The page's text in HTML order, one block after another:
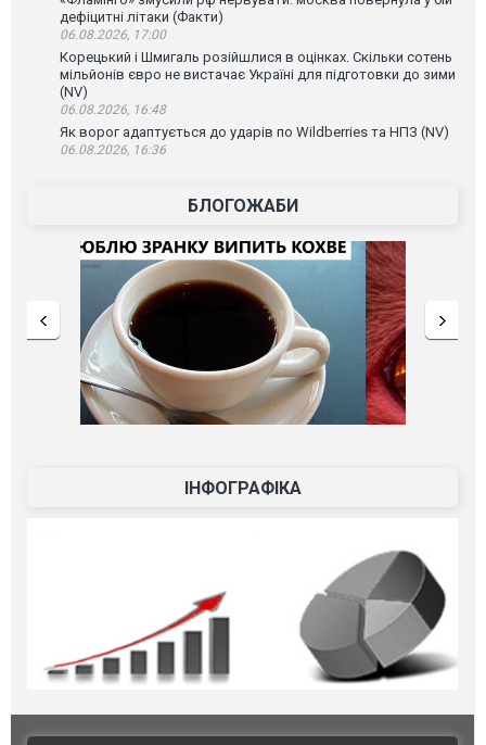
дефіцитні літаки (Факти)
06.08.2026, 17:00
Корецький і Шмигаль розійшлися в оцінках. Скільки сотень
мільйонів євро не вистачає Україні для підготовки до зими
(NV)
06.08.2026, 16:48
Як ворог адаптується до ударів по Wildberries та НПЗ (NV)
06.08.2026, 16:36
БЛОГОЖАБИ
ІНФОГРАФІКА